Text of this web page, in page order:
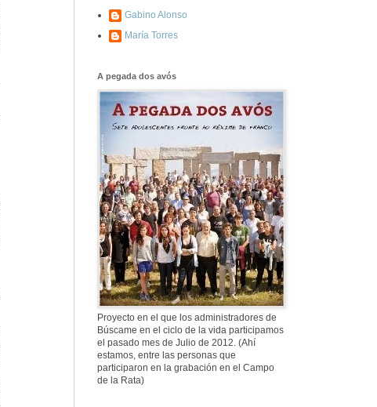
577. Nos fusilaron
fusilaron mal
307. Vuestros
nombres no se han
borrado en la
Historia
Gabino Alonso
María Torres
A pegada dos avós
Proyecto en el que los administradores de
Búscame en el ciclo de la vida participamos
el pasado mes de Julio de 2012. (Ahí
estamos, entre las personas que
participaron en la grabación en el Campo
de la Rata)